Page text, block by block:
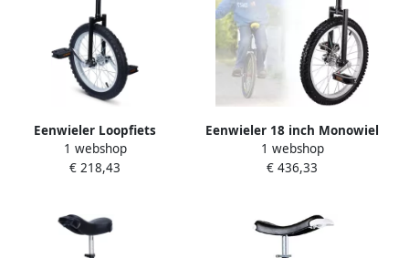
Eenwieler Loopfiets
Balansfiets Balans Training
In hoogte verstelbaar 16
1 webshop
€ 218,43
Eenwieler 18 inch Monowiel
Balanswiel Buitensport
Balans Antislip Bergbanden
1 webshop
€ 436,33